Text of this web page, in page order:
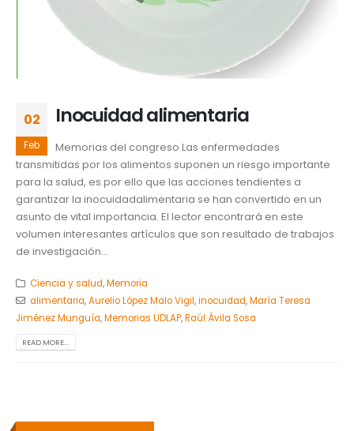
02
Feb
Inocuidad alimentaria
Memorias del congreso Las enfermedades
transmitidas por los alimentos suponen un riesgo importante
para la salud, es por ello que las acciones tendientes a
garantizar la inocuidadalimentaria se han convertido en un
asunto de vital importancia. El lector encontrará en este
volumen interesantes artículos que son resultado de trabajos
de investigación...
Ciencia y salud,Memoria
alimentaria,Aurelio López Malo Vigil,inocuidad,María Teresa
Jiménez Munguía,Memorias UDLAP,Raúl Ávila Sosa
READ MORE...